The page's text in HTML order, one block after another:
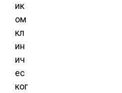
ик
ом
кл
ин
ич
ес
ког